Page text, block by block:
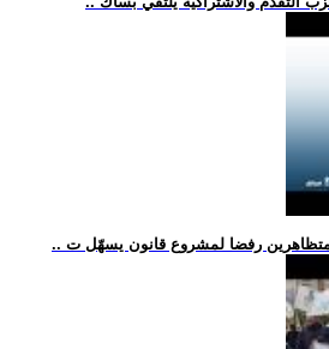
رفضا لمشروع قانون يسهّل ت